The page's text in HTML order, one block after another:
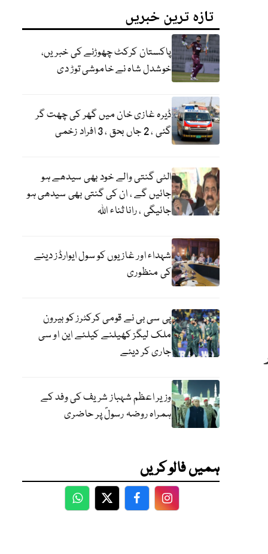
تازہ ترین خبریں
پاکستان کرکٹ چھوڑنے کی خبریں،
خوشدل شاہ نے خاموشی توڑ دی
ڈیرہ غازی خان میں گھر کی چھت گر
گئی ، 2 جاں بحق ، 3 افراد زخمی
الٹی گنتی والے خود بھی سیدھے ہو
جائیں گے ، ان کی گنتی بھی سیدھی ہو
جائیگی ، رانا ثناء اللہ
شہداء اور غازیوں کو سول ایوارڈز دینے
کی منظوری
پی سی بی نے قومی کرکٹرز کو بیرون
ملک لیگز کھیلنے کیلئے این او سی
جاری کر دیئے
وزیر اعظم شہباز شریف کی وفد کے
ہمراہ روضہ رسولؐ پر حاضری
ہمیں فالو کریں
WhatsApp
TwitterFacebookFacebook